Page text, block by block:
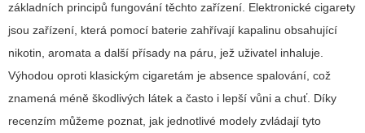
základních principů fungování těchto zařízení. Elektronické cigarety
jsou zařízení, která pomocí baterie zahřívají kapalinu obsahující
nikotin, aromata a další přísady na páru, jež uživatel inhaluje.
Výhodou oproti klasickým cigaretám je absence spalování, což
znamená méně škodlivých látek a často i lepší vůni a chuť. Díky
recenzím můžeme poznat, jak jednotlivé modely zvládají tyto